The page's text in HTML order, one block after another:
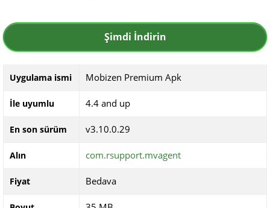
Şimdi İndirin
Uygulama ismi Mobizen Premium Apk
İle uyumlu 4.4 and up
En son sürüm v3.10.0.29
Alın com.rsupport.mvagent
Fiyat Bedava